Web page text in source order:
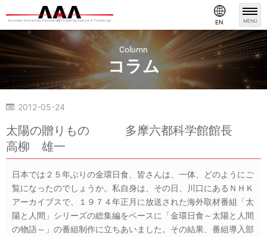
MENU
EN
Column
コラム
2012-05-24
太陽の贈りもの 多摩六都科学館館長
高柳 雄一
日本では２５年ぶりの金環日食、皆さんは、一体、どのようにご
覧になったのでしょうか。私自身は、その日、川口にあるＮＨＫ
アーカイブスで、１９７４年正月に放送された海外取材番組「太
陽と人間」シリーズの総集編をベースに「金環日食～太陽と人間
の物語～」の番組制作に立ちあいました。その結果、番組導入部